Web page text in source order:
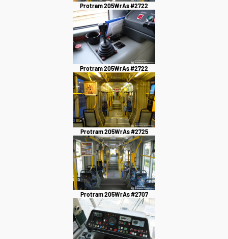
Protram 205WrAs #2722
Protram 205WrAs #2722
Protram 205WrAs #2725
Protram 205WrAs #2707